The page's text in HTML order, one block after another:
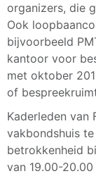
organizers, die
Ook
bijvoorbeeld
kantoor voor
met oktober
of
Kaderleden van
vakbondshuis
betrokkenheid
van 19.00-